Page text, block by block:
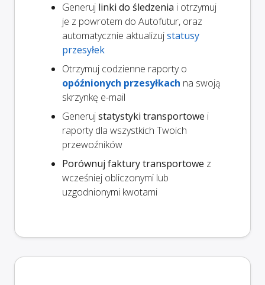
Generuj linki do śledzenia i otrzymuj
je z powrotem do Autofutur, oraz
automatycznie aktualizujstatusy
przesyłek
Otrzymuj codzienne raporty o
opóźnionych przesyłkach na swoją
skrzynkę e-mail
Generujstatystyki transportowe i
raporty dla wszystkich Twoich
przewoźników
Porównuj faktury transportowe z
wcześniej obliczonymi lub
uzgodnionymi kwotami